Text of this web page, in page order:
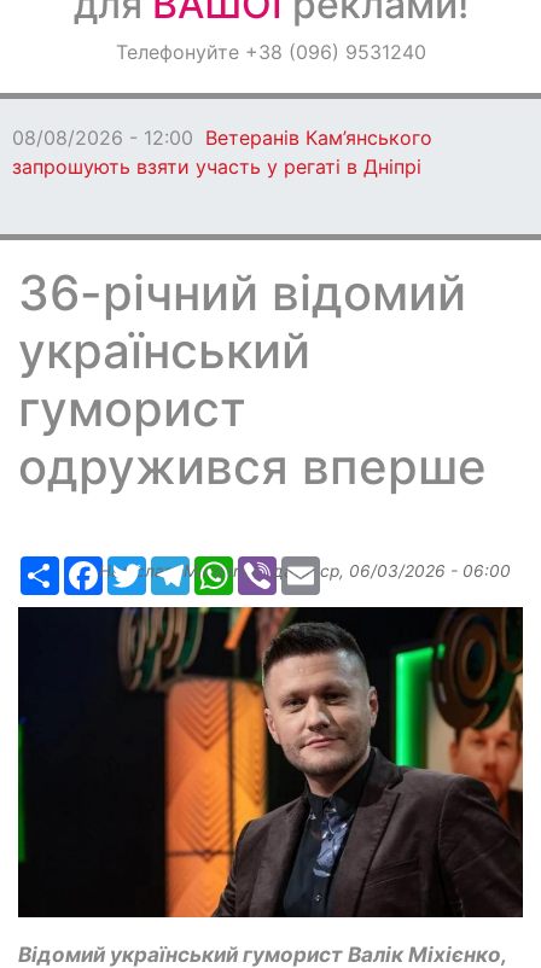
ОголошенняТелефонуйте +38 (096) 9531240
08/08/2026 - 12:00 Ветеранів Кам’янського
запрошують взяти участь у регаті в Дніпрі
36-річний відомий
український
гуморист
одружився вперше
РесурсFacebook
TwitterTelegramWhatsApp
ViberEmail
Надіслав:Margarita, дата: ср, 06/03/2026 - 06:00
Відомий український гуморист Валік Міхієнко,